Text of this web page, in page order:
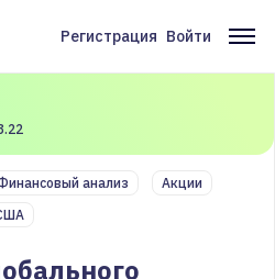
Меню
пользователя
Регистрация Войти
анализ
Акции